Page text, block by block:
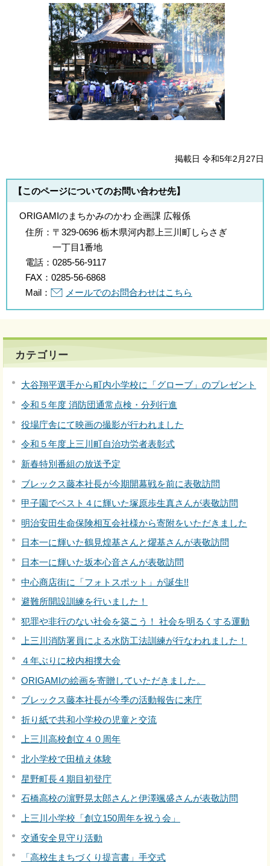
掲載日 令和5年2月27日
【このページについてのお問い合わせ先】
ORIGAMIのまちかみのかわ 企画課 広報係
住所： 〒329-0696 栃木県河内郡上三川町しらさぎ
一丁目1番地
電話： 0285-56-9117
FAX： 0285-56-6868
Mail：
メールでのお問合わせはこちら
カテゴリー
大谷翔平選手から町内小学校に「グローブ」のプレゼント
令和５年度 消防団通常点検・分列行進
役場庁舎にて映画の撮影が行われました
令和５年度上三川町自治功労者表彰式
新春特別番組の放送予定
ブレックス藤本社長が今期開幕戦を前に表敬訪問
甲子園でベスト４に輝いた塚原歩生真さんが表敬訪問
明治安田生命保険相互会社様から寄附をいただきました
日本一に輝いた鶴見煌基さんと燿基さんが表敬訪問
日本一に輝いた坂本心音さんが表敬訪問
中心商店街に「フォトスポット」が誕生!!
避難所開設訓練を行いました！
犯罪や非行のない社会を築こう！ 社会を明るくする運動
上三川消防署員による水防工法訓練が行なわれました！
４年ぶりに校内相撲大会
ORIGAMIの絵画を寄贈していただきました。
ブレックス藤本社長が今季の活動報告に来庁
折り紙で共和小学校の児童と交流
上三川高校創立４０周年
北小学校で田植え体験
星野町長４期目初登庁
石橋高校の濵野晃太郎さんと伊澤颯盛さんが表敬訪問
上三川小学校「創立150周年を祝う会」
交通安全見守り活動
「高校生まちづくり提言書」手交式